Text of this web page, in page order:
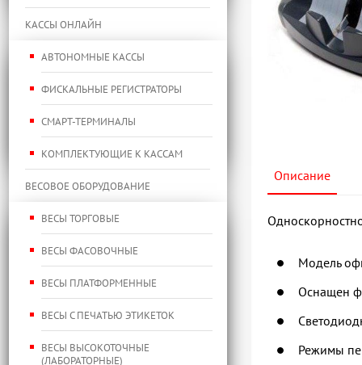
КАССЫ ОНЛАЙН
АВТОНОМНЫЕ КАССЫ
ФИСКАЛЬНЫЕ РЕГИСТРАТОРЫ
СМАРТ-ТЕРМИНАЛЫ
КОМПЛЕКТУЮЩИЕ К КАССАМ
ВЕСОВОЕ ОБОРУДОВАНИЕ
ВЕСЫ ТОРГОВЫЕ
ВЕСЫ ФАСОВОЧНЫЕ
ВЕСЫ ПЛАТФОРМЕННЫЕ
ВЕСЫ С ПЕЧАТЬЮ ЭТИКЕТОК
ВЕСЫ ВЫСОКОТОЧНЫЕ
(ЛАБОРАТОРНЫЕ)
Описание
Модель
Оснащен
Режимы